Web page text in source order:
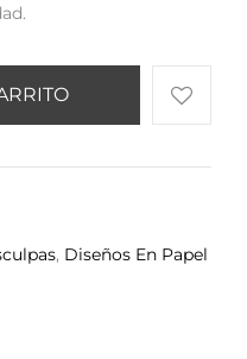
, Diseños En Papel